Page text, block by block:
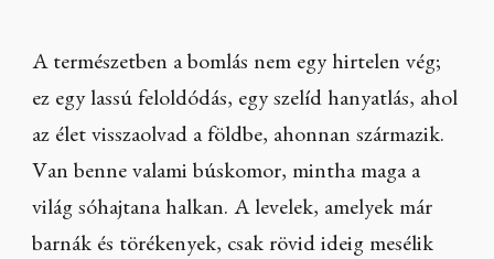
A természetben a bomlás nem egy hirtelen vég;
ez egy lassú feloldódás, egy szelíd hanyatlás, ahol
az élet visszaolvad a földbe, ahonnan származik.
Van benne valami búskomor, mintha maga a
világ sóhajtana halkan. A levelek, amelyek már
barnák és törékenyek, csak rövid ideig mesélik